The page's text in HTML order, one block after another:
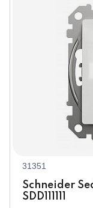
31351
Schneider
SDD111111